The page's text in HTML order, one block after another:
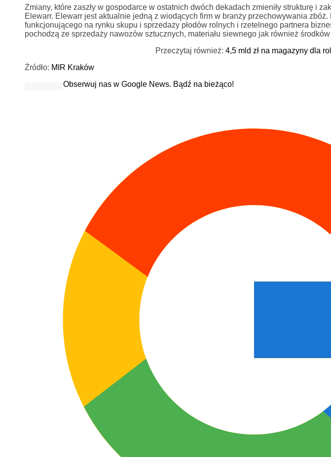
Zmiany, które zaszły w gospodarce w ostatnich dwóch dekadach zmieniły strukturę i
Elewarr. Elewarr jest aktualnie jedną z wiodących firm w branży przechowywania
funkcjonującego na rynku skupu i sprzedaży płodów rolnych i rzetelnego partnera
pochodzą ze sprzedaży nawozów sztucznych, materiału siewnego jak również
Przeczytaj również: 4,5 mld zł na magazyny dla
Źródło: MIR Kraków
Obserwuj nas w Google News. Bądź na bieżąco!